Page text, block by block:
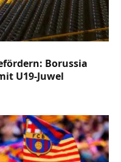
Borussia
U19-Juwel